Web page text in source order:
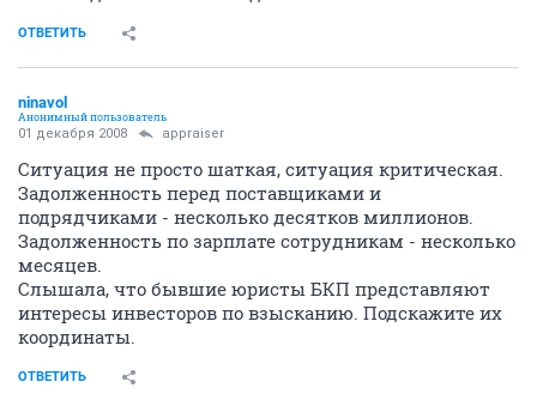
ОТВЕТИТЬ
ninavol
Анонимный пользователь
01 декабря 2008 appraiser
Ситуация не просто шаткая, ситуация критическая.
Задолженность перед поставщиками и
подрядчиками - несколько десятков миллионов.
Задолженность по зарплате сотрудникам - несколько
месяцев.
Слышала, что бывшие юристы БКП представляют
интересы инвесторов по взысканию. Подскажите их
координаты.
ОТВЕТИТЬ